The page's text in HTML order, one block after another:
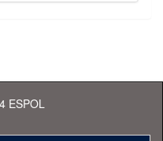
ESPOL